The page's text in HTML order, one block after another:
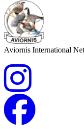
Aviornis International